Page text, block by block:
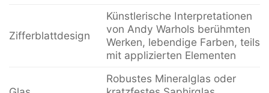
Zifferblattdesign
Künstlerische Interpretationen
von Andy Warhols berühmten
Werken, lebendige Farben, teils
mit applizierten Elementen
Robustes Mineralglas oder